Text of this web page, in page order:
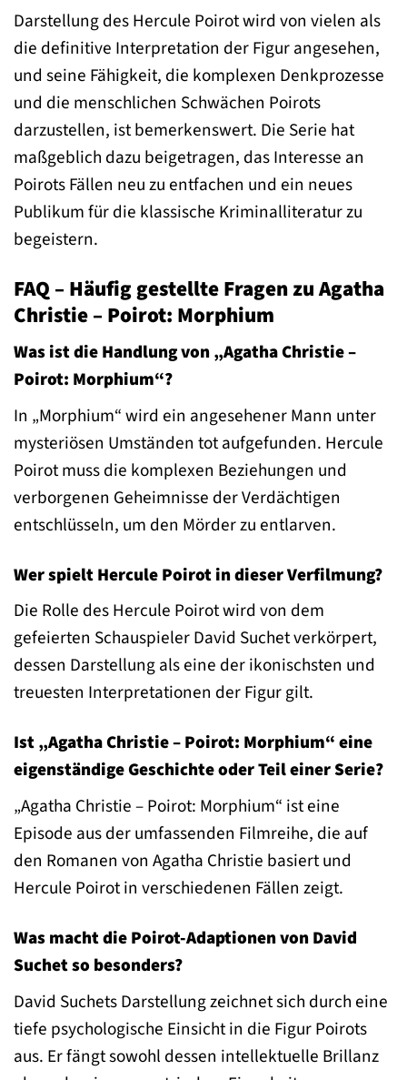
Darstellung des Hercule Poirot wird von vielen als
die definitive Interpretation der Figur angesehen,
und seine Fähigkeit, die komplexen Denkprozesse
und die menschlichen Schwächen Poirots
darzustellen, ist bemerkenswert. Die Serie hat
maßgeblich dazu beigetragen, das Interesse an
Poirots Fällen neu zu entfachen und ein neues
Publikum für die klassische Kriminalliteratur zu
begeistern.
FAQ – Häufig gestellte Fragen zu Agatha
Christie – Poirot: Morphium
Was ist die Handlung von „Agatha Christie –
Poirot: Morphium“?
In „Morphium“ wird ein angesehener Mann unter
mysteriösen Umständen tot aufgefunden. Hercule
Poirot muss die komplexen Beziehungen und
verborgenen Geheimnisse der Verdächtigen
entschlüsseln, um den Mörder zu entlarven.
Wer spielt Hercule Poirot in dieser Verfilmung?
Die Rolle des Hercule Poirot wird von dem
gefeierten Schauspieler David Suchet verkörpert,
dessen Darstellung als eine der ikonischsten und
treuesten Interpretationen der Figur gilt.
Ist „Agatha Christie – Poirot: Morphium“ eine
eigenständige Geschichte oder Teil einer Serie?
„Agatha Christie – Poirot: Morphium“ ist eine
Episode aus der umfassenden Filmreihe, die auf
den Romanen von Agatha Christie basiert und
Hercule Poirot in verschiedenen Fällen zeigt.
Was macht die Poirot-Adaptionen von David
Suchet so besonders?
David Suchets Darstellung zeichnet sich durch eine
tiefe psychologische Einsicht in die Figur Poirots
aus. Er fängt sowohl dessen intellektuelle Brillanz